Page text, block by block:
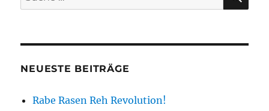
nach:
NEUESTE BEITRÄGE
Rabe Rasen Reh Revolution!